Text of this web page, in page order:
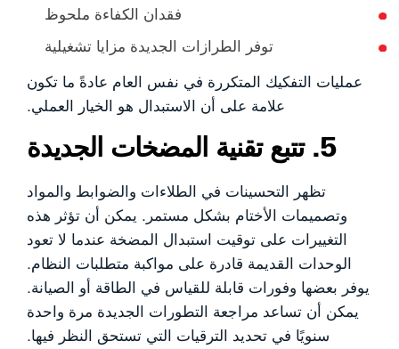
فقدان الكفاءة ملحوظ
توفر الطرازات الجديدة مزايا تشغيلية
عمليات التفكيك المتكررة في نفس العام عادةً ما تكون
علامة على أن الاستبدال هو الخيار العملي.
5. تتبع تقنية المضخات الجديدة
تظهر التحسينات في الطلاءات والضوابط والمواد
وتصميمات الأختام بشكل مستمر. يمكن أن تؤثر هذه
التغييرات على توقيت استبدال المضخة عندما لا تعود
الوحدات القديمة قادرة على مواكبة متطلبات النظام.
يوفر بعضها وفورات قابلة للقياس في الطاقة أو الصيانة.
يمكن أن تساعد مراجعة التطورات الجديدة مرة واحدة
سنويًا في تحديد الترقيات التي تستحق النظر فيها.